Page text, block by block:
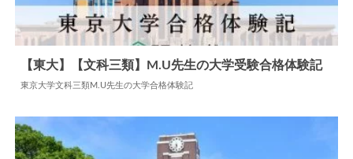
【東大】【文科三類】M.U先生の大学受験合格体験記
東京大学文科三類M.U先生の大学合格体験記